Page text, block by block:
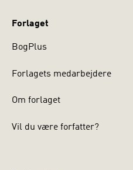
Forlaget
BogPlus
Forlagets medarbejdere
Om forlaget
Vil du være forfatter?